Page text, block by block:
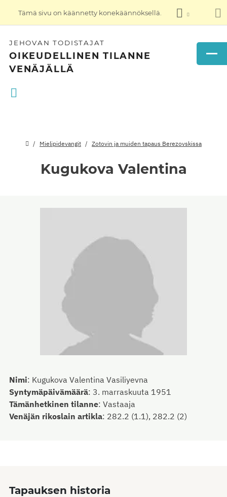
Tämä sivu on käännetty konekäännöksellä.
JEHOVAN TODISTAJAT
OIKEUDELLINEN TILANNE
VENÄJÄLLÄ
Mielipidevangit Zotovin ja muiden tapaus Berezovskissa
Kugukova Valentina
Nimi: Kugukova Valentina Vasiliyevna
Syntymäpäivämäärä: 3. marraskuuta 1951
Tämänhetkinen tilanne: Vastaaja
Venäjän rikoslain artikla: 282.2 (1.1), 282.2 (2)
Tapauksen historia